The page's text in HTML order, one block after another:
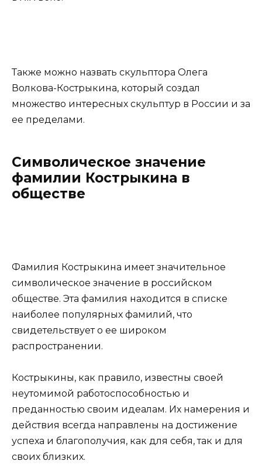
Также можно назвать скульптора Олега
Волкова-Кострыкина, который создал
множество интересных скульптур в России и за
ее пределами.
Символическое значение
фамилии Кострыкина в
обществе
Фамилия Кострыкина имеет значительное
символическое значение в российском
обществе. Эта фамилия находится в списке
наиболее популярных фамилий, что
свидетельствует о ее широком
распространении.
Кострыкины, как правило, известны своей
неутомимой работоспособностью и
преданностью своим идеалам. Их намерения и
действия всегда направлены на достижение
успеха и благополучия, как для себя, так и для
своих близких.